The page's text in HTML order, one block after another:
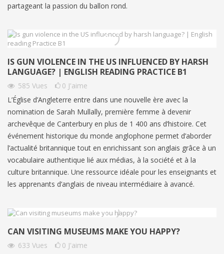
partageant la passion du ballon rond.
IS GUN VIOLENCE IN THE US INFLUENCED BY HARSH
LANGUAGE? | ENGLISH READING PRACTICE B1
585 Vues 0 J'aime
L’Église d’Angleterre entre dans une nouvelle ère avec la
nomination de Sarah Mullally, première femme à devenir
archevêque de Canterbury en plus de 1 400 ans d’histoire. Cet
événement historique du monde anglophone permet d’aborder
l’actualité britannique tout en enrichissant son anglais grâce à un
vocabulaire authentique lié aux médias, à la société et à la
culture britannique. Une ressource idéale pour les enseignants et
les apprenants d’anglais de niveau intermédiaire à avancé.
CAN VISITING MUSEUMS MAKE YOU HAPPY?
633 Vues 0 J'aime